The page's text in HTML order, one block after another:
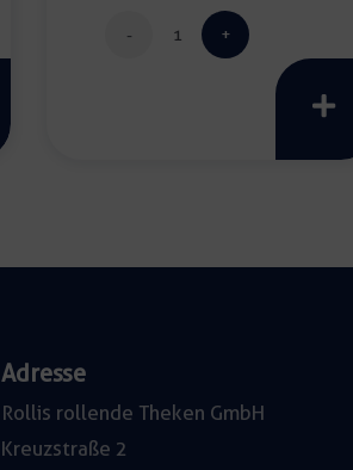
Adresse
Rollis rollende Theken GmbH
Kreuzstraße 2